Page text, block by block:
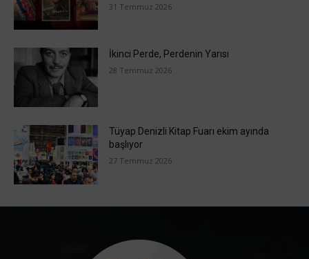
31 Temmuz 2026
İkinci Perde, Perdenin Yarısı
28 Temmuz 2026
Tüyap Denizli Kitap Fuarı ekim ayında
başlıyor
27 Temmuz 2026